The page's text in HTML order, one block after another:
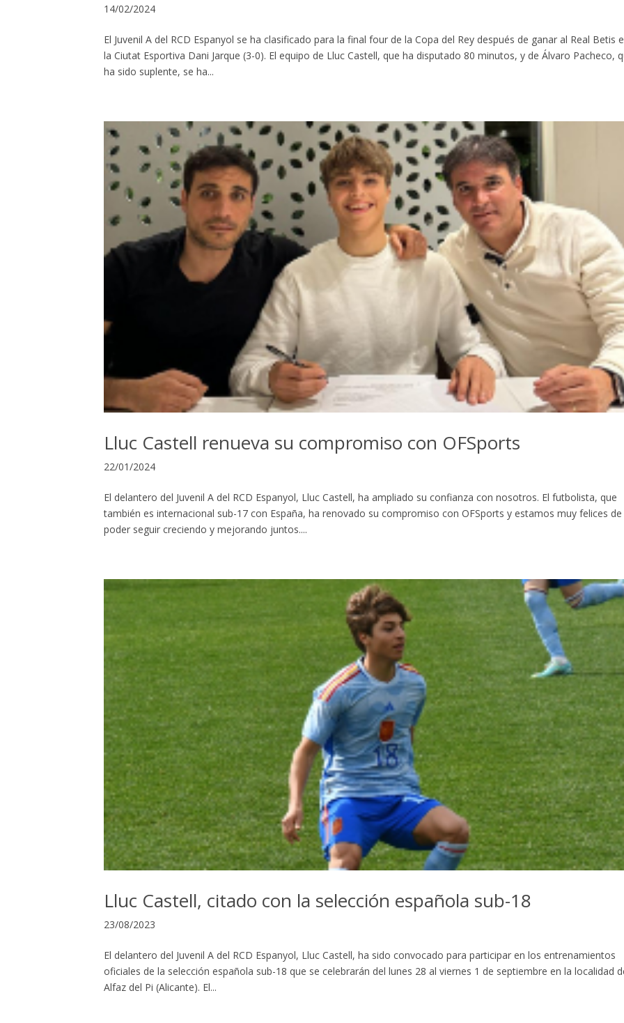
14/02/2024
El Juvenil A del RCD Espanyol se ha clasificado para la final four de la Copa del Rey después de ganar al Real Betis
la Ciutat Esportiva Dani Jarque (3-0). El equipo de Lluc Castell, que ha disputado 80 minutos, y de Álvaro Pacheco,
ha sido suplente, se ha...
Lluc Castell renueva su compromiso con OFSports
22/01/2024
El delantero del Juvenil A del RCD Espanyol, Lluc Castell, ha ampliado su confianza con nosotros. El futbolista, que
también es internacional sub-17 con España, ha renovado su compromiso con OFSports y estamos muy felices de
poder seguir creciendo y mejorando juntos....
Lluc Castell, citado con la selección española sub-18
23/08/2023
El delantero del Juvenil A del RCD Espanyol, Lluc Castell, ha sido convocado para participar en los entrenamientos
oficiales de la selección española sub-18 que se celebrarán del lunes 28 al viernes 1 de septiembre en la localidad
Alfaz del Pi (Alicante). El...